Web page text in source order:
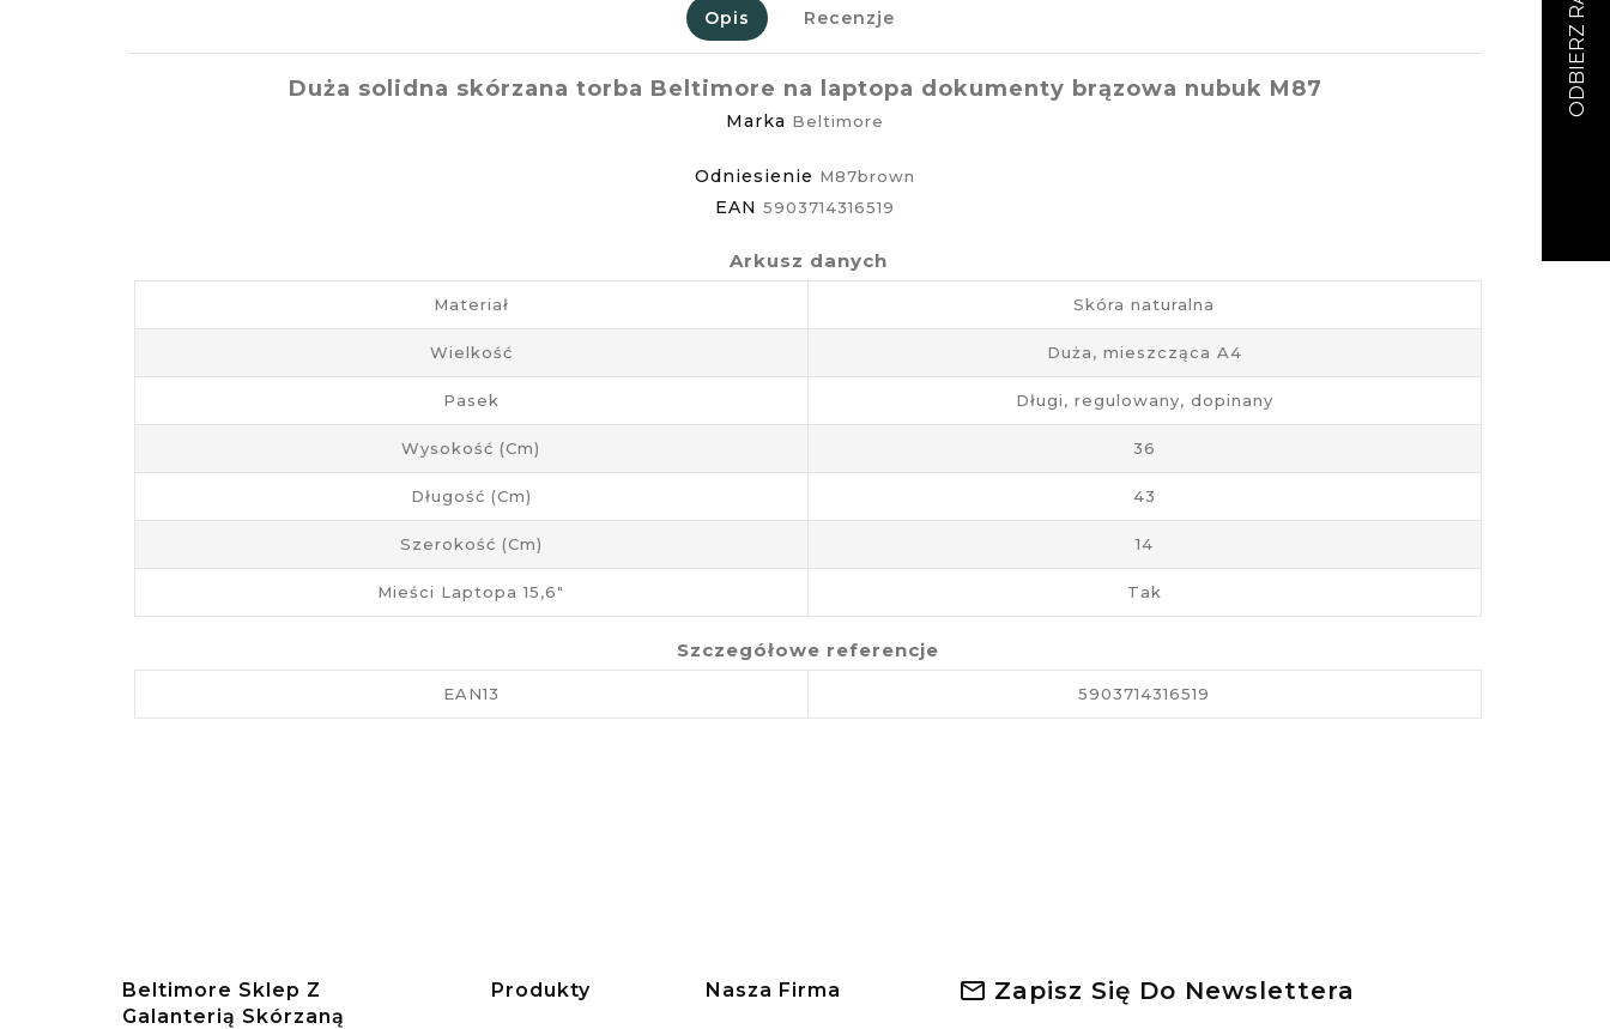
Opis Recenzje
Duża solidna skórzana torba Beltimore na laptopa dokumenty brązowa nubuk M87
Marka Beltimore
Odniesienie M87brown
EAN 5903714316519
Arkusz danych
Materiał Skóra naturalna
Wielkość Duża, mieszcząca A4
Pasek Długi, regulowany, dopinany
Wysokość (cm) 36
Długość (cm) 43
Szerokość (cm) 14
Mieści Laptopa 15,6" Tak
Szczegółowe referencje
EAN13 5903714316519
Zapisz Się Do Newslettera
Beltimore Sklep Z
Galanterią Skórzaną
Produkty Nasza Firma